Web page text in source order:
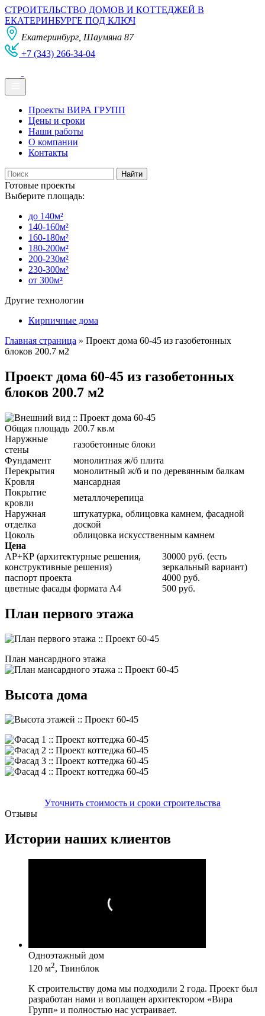
СТРОИТЕЛЬСТВО ДОМОВ И КОТТЕДЖЕЙ В
ЕКАТЕРИНБУРГЕ ПОД КЛЮЧ
Екатеринбург, Шаумяна 87
+7 (343) 266-34-04
Проекты ВИРА ГРУПП
Цены и сроки
Наши работы
О компании
Контакты
Готовые проекты
Выберите площадь:
до 140м²
140-160м²
160-180м²
180-200м²
200-230м²
230-300м²
от 300м²
Другие технологии
Кирпичные дома
Главная страница » Проект дома 60-45 из газобетонных
блоков 200.7 м2
Проект дома 60-45 из газобетонных
блоков 200.7 м2
Общая площадь 200.7 кв.м
Наружные
стены
газобетонные блоки
Фундамент
монолитная ж/б плита
Перекрытия
монолитный ж/б и по деревянным балкам
Кровля
мансардная
Покрытие
кровли
металлочерепица
Наружная
отделка
штукатурка, облицовка камнем, фасадной
доской
Цоколь
облицовка искусственным камнем
Цена
АР+КР (архитектурные решения,
конструктивные решения)
30000 руб. (есть
зеркальный вариант)
паспорт проекта
4000 руб.
цветные фасады формата А4
500 руб.
План первого этажа
План мансардного этажа
Высота дома
Уточнить стоимость и сроки строительства
Отзывы
Истории наших клиентов
Одноэтажный дом
120 м2, Твинблок
К строительству дома мы подходили 2 года. Проект был
разработан нами и воплащен архитектором «Вира
Групп» и полностью нас устраивает.